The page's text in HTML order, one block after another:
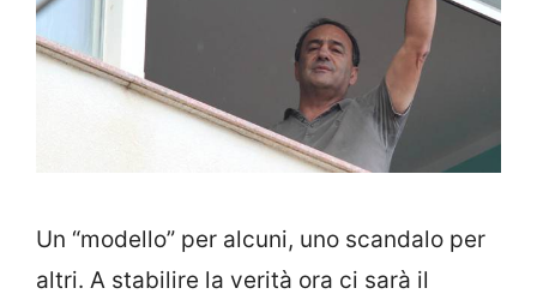
Un “modello” per alcuni, uno scandalo per
altri. A stabilire la verità ora ci sarà il